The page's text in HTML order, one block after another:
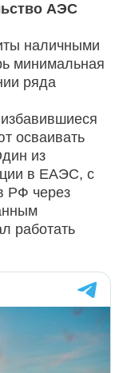
АЭС
наличными
минимальная
ряда
осваивать
из
в ЕАЭС, с
РФ через
работать